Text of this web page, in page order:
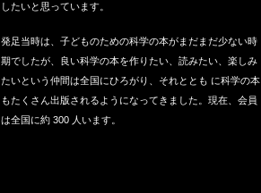
したいと思っています。
発足当時は、子どものための科学の本がまだまだ少ない時
期でしたが、良い科学の本を作りたい、読みたい、楽しみ
たいという仲間は全国にひろがり、それととも に科学の本
もたくさん出版されるようになってきました。現在、会員
は全国に約 300 人います。